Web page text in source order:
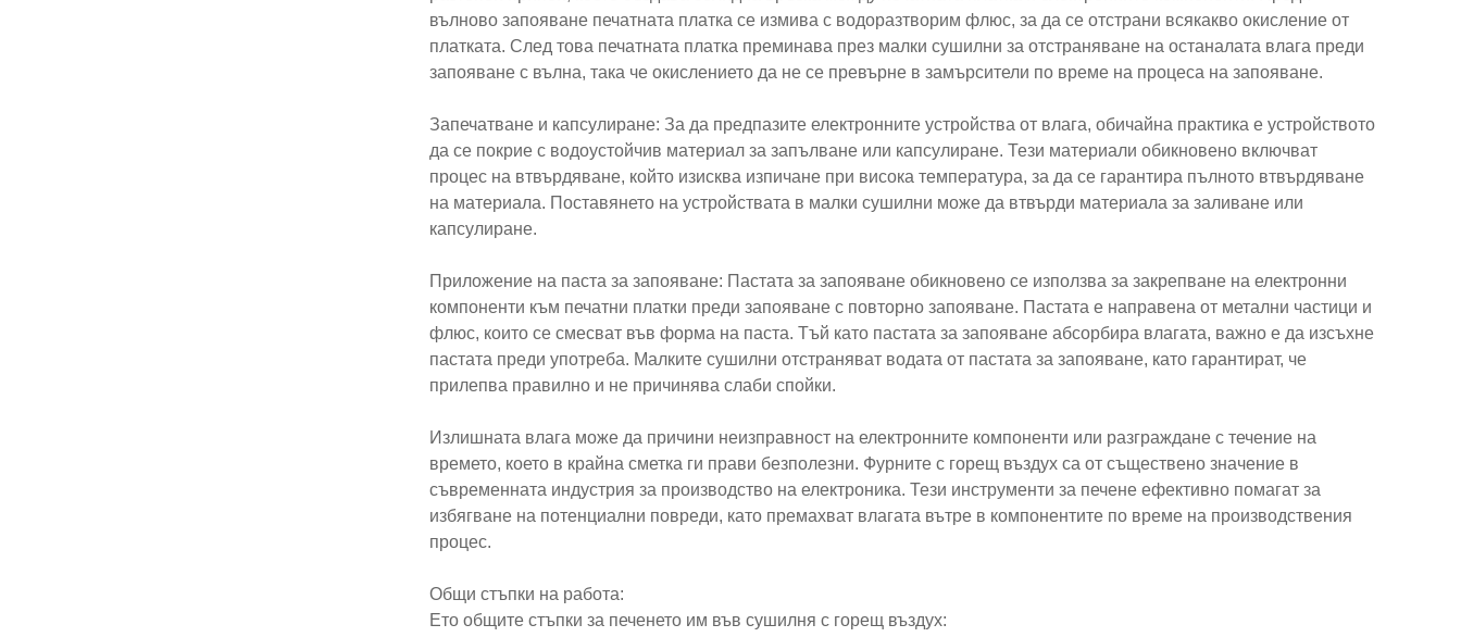
вълново запояване печатната платка се измива с водоразтворим флюс, за да се отстрани всякакво окисление от
платката. След това печатната платка преминава през малки сушилни за отстраняване на останалата влага преди
запояване с вълна, така че окислението да не се превърне в замърсители по време на процеса на запояване.
Запечатване и капсулиране: За да предпазите електронните устройства от влага, обичайна практика е устройството
да се покрие с водоустойчив материал за запълване или капсулиране. Тези материали обикновено включват
процес на втвърдяване, който изисква изпичане при висока температура, за да се гарантира пълното втвърдяване
на материала. Поставянето на устройствата в малки сушилни може да втвърди материала за заливане или
капсулиране.
Приложение на паста за запояване: Пастата за запояване обикновено се използва за закрепване на електронни
компоненти към печатни платки преди запояване с повторно запояване. Пастата е направена от метални частици и
флюс, които се смесват във форма на паста. Тъй като пастата за запояване абсорбира влагата, важно е да изсъхне
пастата преди употреба. Малките сушилни отстраняват водата от пастата за запояване, като гарантират, че
прилепва правилно и не причинява слаби спойки.
Излишната влага може да причини неизправност на електронните компоненти или разграждане с течение на
времето, което в крайна сметка ги прави безполезни. Фурните с горещ въздух са от съществено значение в
съвременната индустрия за производство на електроника. Тези инструменти за печене ефективно помагат за
избягване на потенциални повреди, като премахват влагата вътре в компонентите по време на производствения
процес.
Общи стъпки на работа:
Ето общите стъпки за печенето им във сушилня с горещ въздух: